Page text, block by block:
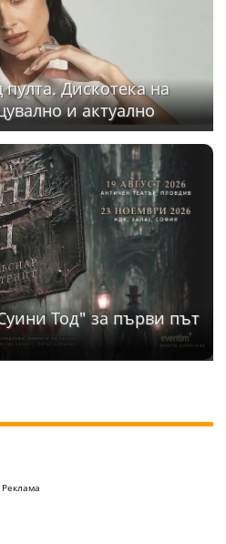
Дискотека на
и актуално
Тод" за първи път
Реклама